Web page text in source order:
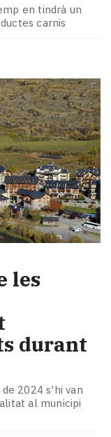
en tindrà un
carnis
les
durant
2024 s'hi van
al municipi